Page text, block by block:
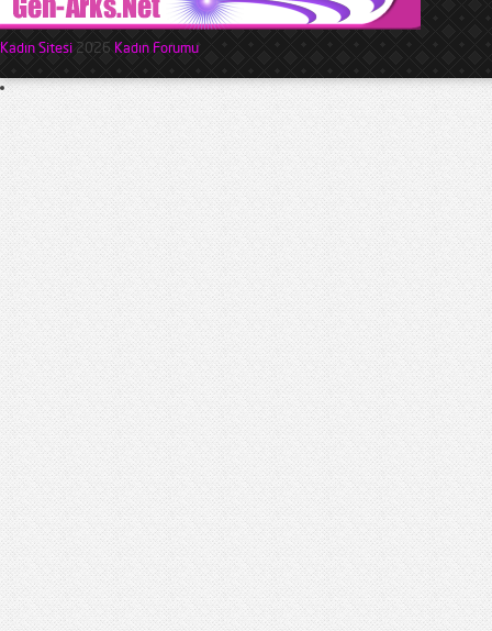
Kadın Sitesi 2026 Kadın Forumu